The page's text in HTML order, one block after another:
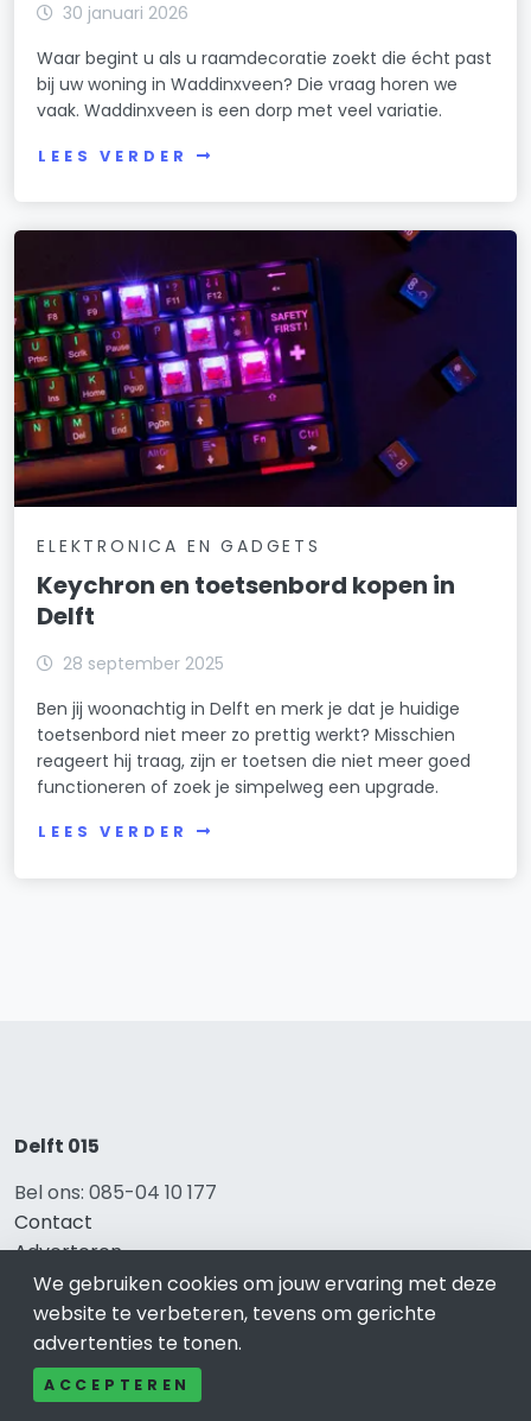
30 januari 2026
Waar begint u als u raamdecoratie zoekt die écht past
bij uw woning in Waddinxveen? Die vraag horen we
vaak. Waddinxveen is een dorp met veel variatie.
LEES VERDER
ELEKTRONICA EN GADGETS
Keychron en toetsenbord kopen in
Delft
28 september 2025
Ben jij woonachtig in Delft en merk je dat je huidige
toetsenbord niet meer zo prettig werkt? Misschien
reageert hij traag, zijn er toetsen die niet meer goed
functioneren of zoek je simpelweg een upgrade.
LEES VERDER
Delft 015
Bel ons: 085-04 10 177
Contact
Adverteren
Over ons
Cookieverklaring
Avg
Privacy
We gebruiken cookies om jouw ervaring met deze
website te verbeteren, tevens om gerichte
advertenties te tonen.
ACCEPTEREN